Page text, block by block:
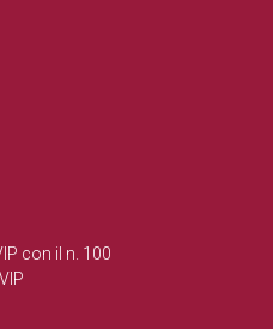
con il n. 100